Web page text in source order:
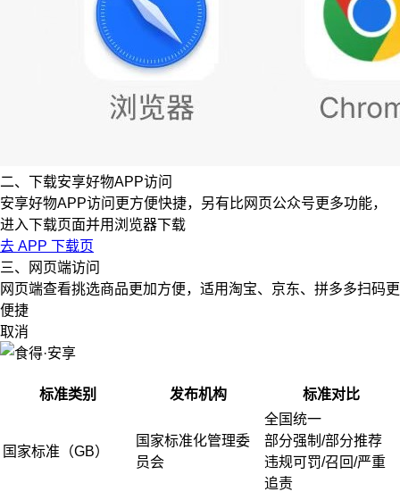
二、下载安享好物APP访问
安享好物APP访问更方便快捷，另有比网页公众号更多功能，
进入下载页面并用浏览器下载
去 APP 下载页
三、网页端访问
网页端查看挑选商品更加方便，适用淘宝、京东、拼多多扫码更
便捷
取消
标准类别 发布机构 标准对比
国家标准（GB）
国家标准化管理委
员会
全国统一
部分强制/部分推荐
违规可罚/召回/严重
追责